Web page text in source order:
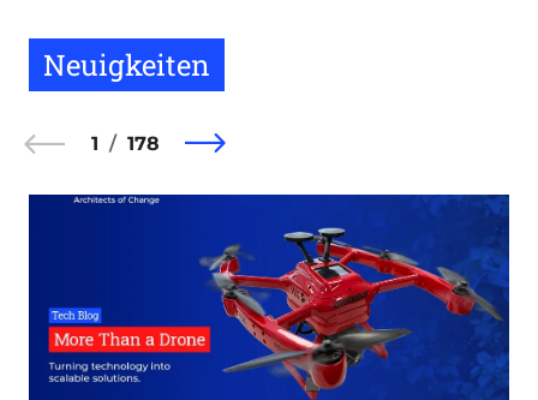
Neuigkeiten
1 178